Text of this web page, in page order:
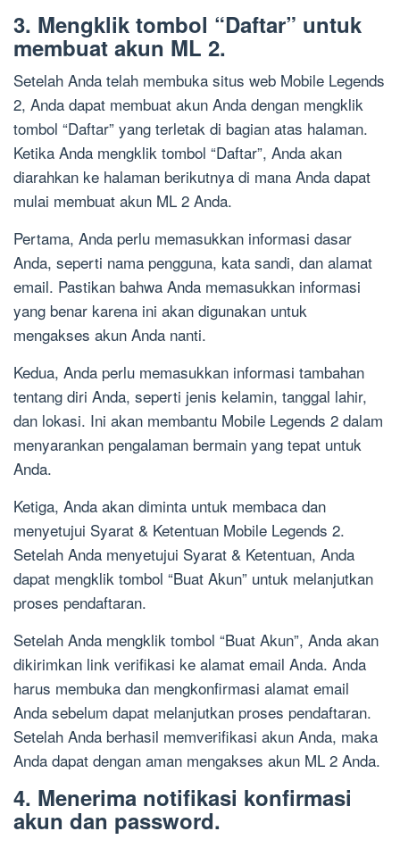
3. Mengklik tombol “Daftar” untuk
membuat akun ML 2.
Setelah Anda telah membuka situs web Mobile Legends
2, Anda dapat membuat akun Anda dengan mengklik
tombol “Daftar” yang terletak di bagian atas halaman.
Ketika Anda mengklik tombol “Daftar”, Anda akan
diarahkan ke halaman berikutnya di mana Anda dapat
mulai membuat akun ML 2 Anda.
Pertama, Anda perlu memasukkan informasi dasar
Anda, seperti nama pengguna, kata sandi, dan alamat
email. Pastikan bahwa Anda memasukkan informasi
yang benar karena ini akan digunakan untuk
mengakses akun Anda nanti.
Kedua, Anda perlu memasukkan informasi tambahan
tentang diri Anda, seperti jenis kelamin, tanggal lahir,
dan lokasi. Ini akan membantu Mobile Legends 2 dalam
menyarankan pengalaman bermain yang tepat untuk
Anda.
Ketiga, Anda akan diminta untuk membaca dan
menyetujui Syarat & Ketentuan Mobile Legends 2.
Setelah Anda menyetujui Syarat & Ketentuan, Anda
dapat mengklik tombol “Buat Akun” untuk melanjutkan
proses pendaftaran.
Setelah Anda mengklik tombol “Buat Akun”, Anda akan
dikirimkan link verifikasi ke alamat email Anda. Anda
harus membuka dan mengkonfirmasi alamat email
Anda sebelum dapat melanjutkan proses pendaftaran.
Setelah Anda berhasil memverifikasi akun Anda, maka
Anda dapat dengan aman mengakses akun ML 2 Anda.
4. Menerima notifikasi konfirmasi
akun dan password.